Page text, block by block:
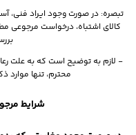
تبصره: در صورت وجود ایراد فنی،
کالای اشتباه، درخواست مرجوعی
- لازم به توضیح است که به علت
محترم، تنها موارد
شرایط